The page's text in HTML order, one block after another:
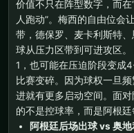
价值不只在阵型数字，而
人跑动”。梅西的自由位会
带，德保罗、麦卡利斯特
球从压力区带到可进攻区
1，也可能在压迫阶段变成
比赛变碎。因为球权一旦
进就有更多启动空间。面
的不是控球率，而是阿根廷
阿根廷后场出球 vs 奥地